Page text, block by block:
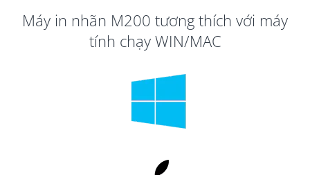
Máy in nhãn M200 tương thích với máy
tính chạy WIN/MAC